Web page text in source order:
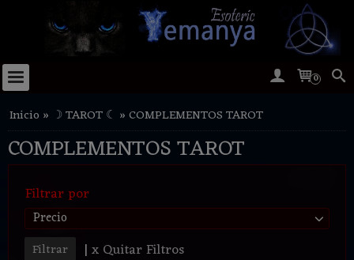
0
Inicio » ☽ TAROT ☾ »COMPLEMENTOS TAROT
COMPLEMENTOS TAROT
Filtrar por
Precio
| x Quitar Filtros